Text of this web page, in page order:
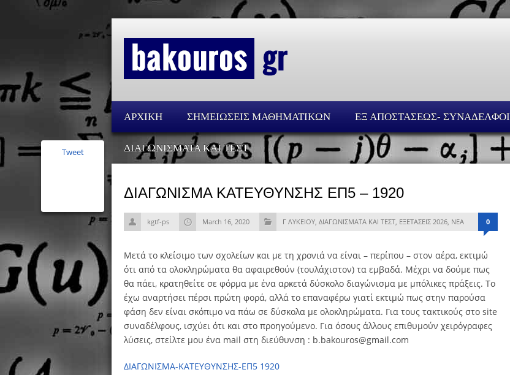
ΑΡΧΙΚΗ ΣΗΜΕΙΩΣΕΙΣ ΜΑΘΗΜΑΤΙΚΩΝ ΕΞ ΑΠΟΣΤΑΣΕΩΣ- ΣΥΝΑΔΕΛΦΟΙ
ΔΙΑΓΩΝΙΣΜΑΤΑ ΚΑΙ ΤΕΣΤ
ΔΙΑΓΩΝΙΣΜΑ ΚΑΤΕΥΘΥΝΣΗΣ ΕΠ5 – 1920
kgtf-ps March 16, 2020 Γ ΛΥΚΕΙΟΥ, ΔΙΑΓΩΝΙΣΜΑΤΑ ΚΑΙ ΤΕΣΤ, ΕΞΕΤΑΣΕΙΣ 2026, ΝΕΑ 0
Μετά το κλείσιμο των σχολείων και με τη χρονιά να είναι – περίπου – στον αέρα, εκτιμώ
ότι από τα ολοκληρώματα θα αφαιρεθούν (τουλάχιστον) τα εμβαδά. Μέχρι να δούμε πως
θα πάει, κρατηθείτε σε φόρμα με ένα αρκετά δύσκολο διαγώνισμα με μπόλικες πράξεις. Το
έχω αναρτήσει πέρσι πρώτη φορά, αλλά το επαναφέρω γιατί εκτιμώ πως στην παρούσα
φάση δεν είναι σκόπιμο να πάω σε δύσκολα με ολοκληρώματα. Για τους τακτικούς στο site
συναδέλφους, ισχύει ότι και στο προηγούμενο. Για όσους άλλους επιθυμούν χειρόγραφες
λύσεις, στείλτε μου ένα mail στη διεύθυνση : b.bakouros@gmail.com
ΔΙΑΓΩΝΙΣΜΑ-ΚΑΤΕΥΘΥΝΣΗΣ-ΕΠ5 1920
Tweet